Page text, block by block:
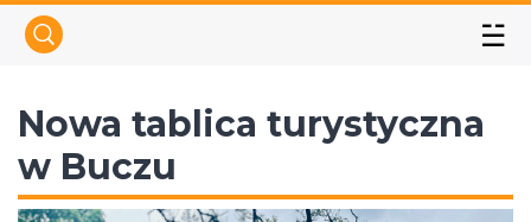
☱
Nowa tablica turystyczna
w Buczu